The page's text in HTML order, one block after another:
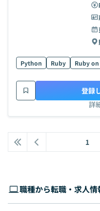
Python Ruby Ruby
詳
登録
1
職種から転職・求人情